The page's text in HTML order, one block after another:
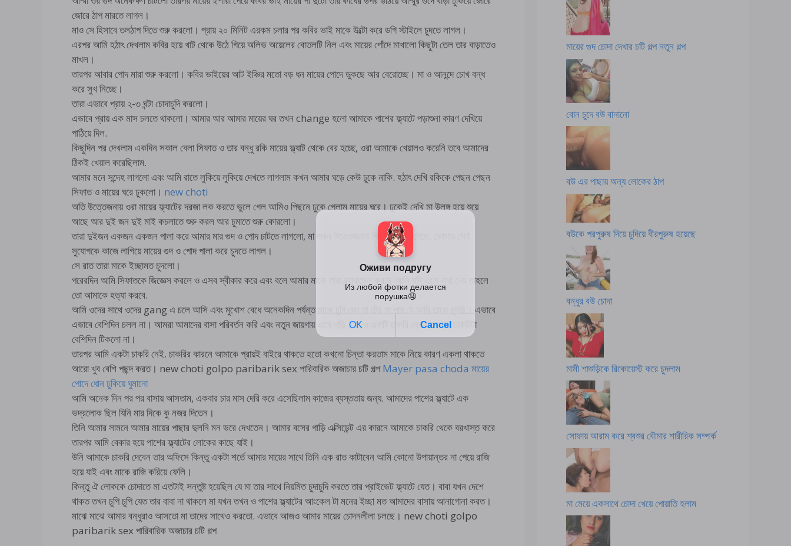
জোরে ঠাপ মারতে লাগল।
মাও সে হিসাবে তলঠাপ দিতে শুরু করলো। প্রায় ২০ মিনিট এরকম চলার পর কবির ভাই মাকে উল্টো করে ডগি স্টাইলে চুদতে লাগল।
এরপর আমি হঠাৎ দেখলাম কবির হয়ে খাট থেকে উঠে গিয়ে অলিভ অয়েলের বোতলটি নিল এবং মায়ের পোঁদে মাখালো কিছুটা তেল তার বাড়াতেও
মাখল।
তারপর আবার পোদ মারা শুরু করলো। কবির ভাইয়ের আট ইঞ্চির মতো বড় ধন মায়ের পোদে ডুকছে আর বেরোচ্ছে। মা ও আনন্দে চোখ বন্ধ
করে সুখ নিচ্ছে।
তারা এভাবে প্রায় ২-৩ ঘন্টা চোদাচুদি করলো।
এভাবে প্রায় এক মাস চলতে থাকলো। আমার আর আমার মায়ের ঘর তখন change হলো আমাকে পাশের ফ্ল্যাটে পড়াশুনা কারণ দেখিয়ে
পাঠিয়ে দিল.
কিছুদিন পর দেখলাম একদিন সকাল বেলা সিফাত ও তার বন্ধু রকি মায়ের ফ্ল্যাট থেকে বের হচ্ছে, ওরা আমাকে খেয়ালও করেনি তবে আমাদের
ঠিকই খেয়াল করেছিলাম.
আমার মনে সন্দেহ লাগলো এবং আমি রাতে লুকিয়ে লুকিয়ে দেখতে লাগলাম কখন আমার ঘড়ে কেউ ঢুকে নাকি. হঠাৎ দেখি রকিকে পেছন পেছন
সিফাত ও মায়ের ঘরে ঢুকলো। new choti
অতি উত্তেজনায় ওরা মায়ের ফ্ল্যাটের দরজা লক করতে ভুলে গেল আমিও পিছনে ঢুকে গেলাম মায়ের ঘরে। ঢুকেই দেখি মা উলঙ্গ হয়ে শুয়ে
আছে আর দুই জন দুই মাই কচলাতে শুরু করল আর চুমাতে শুরু কোরলো।
তারা দুইজন একজন একজন পালা করে আমার মার গুদ ও পোদ চাটতে লাগলো, মা তখন উত্তেজনার শিখরে পৌঁছে গেছে, কোথায় সেই
সুযোগকে কাজে লাগিয়ে মায়ের গুদ ও পোদ পালা করে চুদতে লাগল।
সে রাত তারা মাকে ইচ্ছামত চুদলো।
পরেরদিন আমি সিফাতকে জিজ্ঞেস করলে ও এসব স্বীকার করে এবং বলে আমার মাকে তারা ব্ল্যাকমেল করছে আমি যদি এতে বাধা দেয় তাহলে
তো আমাকে হত্যা করবে.
আমি ওদের সাথে ওদের gang এ চলে আসি এবং মুখোশ বেধে অনেকদিন পর্যন্ত মাকে চুদি যেন মা টের না পায় যে আমি তাকে চুদছি। এভাবে
এভাবে বেশিদিন চলল না। আমরা আমাদের বাসা পরিবর্তন করি এবং নতুন জায়গায় এসে পড়ি। মা ও একটি চাকরি নেন তবে মার চাকরীটা
বেশিদিন টিকলো না।
তারপর আমি একটা চাকরি নেই. চাকরির কারনে আমাকে প্রায়ই বাইরে থাকতে হতো কখনো চিন্তা করতাম মাকে নিয়ে কারণ একলা থাকতে
আরো খুব বেশি পছন্দ করত। new choti golpo paribarik sex পারিবারিক অজাচার চটি গল্পMayer pasa choda মায়ের
পোদে ধোন ঢুকিয়ে ঘুমানো
আমি অনেক দিন পর পর বাসায় আসতাম, একবার চার মাস দেরি করে এসেছিলাম কাজের ব্যস্ততায় জন্য. আমাদের পাশের ফ্ল্যাটে এক
ভদ্রলোক ছিল যিনি মার দিকে কু নজর দিতেন।
তিনি আমার সামনে আমার মায়ের পাছার দুলনি মন ভরে দেখতেন। আমার বসের গাড়ি এক্সিডেন্ট এর কারনে আমাকে চাকরি থেকে বরখাস্ত করে
তারপর আমি বেকার হয়ে পাশের ফ্ল্যাটের লোকের কাছে যাই।
উনি আমাকে চাকরি দেবেন তার অফিসে কিন্তু একটা শর্তে আমার মায়ের সাথে তিনি এক রাত কাটাবেন আমি কোনো উপায়ান্তর না পেয়ে রাজি
হয়ে যাই এবং মাকে রাজি করিয়ে ফেলি।
কিন্তু ঐ লোককে চোদাতে মা এতটাই সন্তুষ্ট হয়েছিল যে মা তার সাথে নিয়মিত চুদাচুদি করতে তার প্রাইভেট ফ্ল্যাটে যেত। বাবা যখন দেশে
থাকত তখন চুপি চুপি যেত তার বাবা না থাকলে মা যখন তখন ও পাশের ফ্ল্যাটের আংকেল টা মনের ইচ্ছা মত আমাদের বাসায় আনাগোনা করত।
মাঝে মাঝে আমার বন্ধুরাও আসতো মা তাদের সাথেও করতো. এভাবে আজও আমার মায়ের চোদনলীলা চলছে। new choti golpo
paribarik sex পারিবারিক অজাচার চটি গল্প
মায়ের গুদ চোদা দেখার চটি গল্প নতুন গল্প
বোন চুদে বউ বানানো
বউ এর পাছায় অন্য লোকের ঠাপ
বউকে পরপুরুষ দিয়ে চুদিয়ে বীরপুরুষ হয়েছে
বন্ধুর বউ চোদা
মামী শাশুড়িকে রিকোয়েস্ট করে চুদলাম
সোফায় আরাম করে শ্বশুর বৌমার শারীরিক সম্পর্ক
মা মেয়ে একসাথে চোদা খেয়ে পোয়াতি হলাম